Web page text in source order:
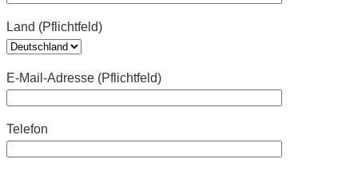
Land (Pflichtfeld)
E-Mail-Adresse (Pflichtfeld)
Telefon